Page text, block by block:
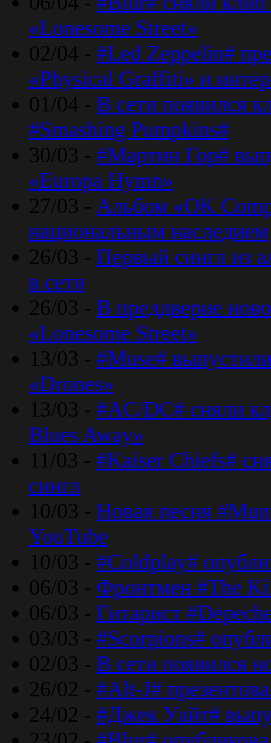
«Lonesome Street»
02/04 - #Led Zeppelin#
«Physical Graffiti» и
01/04 - В сети появился
#Smashing Pumpkins#
30/03 - #Мартин Гор#
«Europa Hymn»
27/03 - Альбом «OK
национальным наследием
26/03 - Первый сингл из
в сети
26/03 - В преддверие
«Lonesome Street»
13/03 - #Muse#
«Drones»
13/03 - #AC/DC# сняли
Blues Away»
11/03 - #Kaiser Chiefs#
сингл
10/03 - Новая песня
YouTube
10/03 - #Coldplay#
06/03 - Фронтмен #The
06/03 - Гитарист
03/03 - #Scorpions#
02/03 - В сети появился
26/02 - #Alt-J#
24/02 - #Джек Уайт#